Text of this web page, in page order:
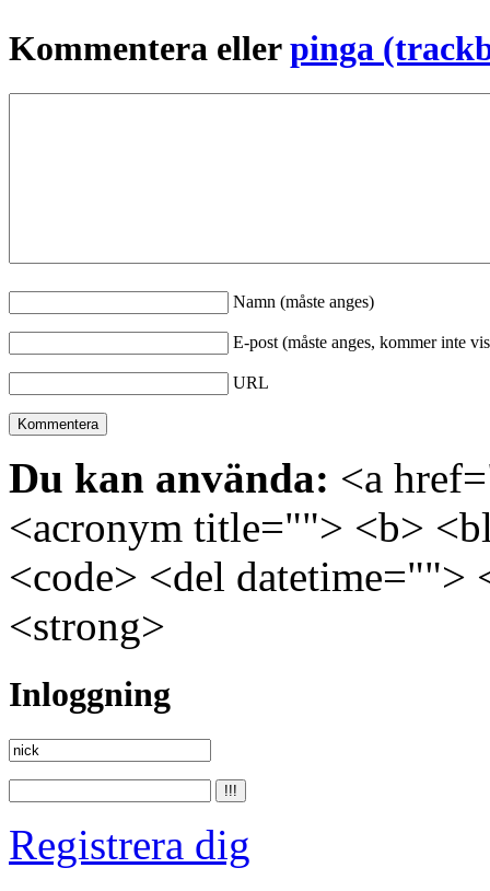
Kommentera ellerpinga
Namn (måste anges)
E-post (måste anges, kommer inte
URL
Du kan använda: <a
<acronym title=""> <b>
<code> <del
<strong>
Inloggning
Registrera dig